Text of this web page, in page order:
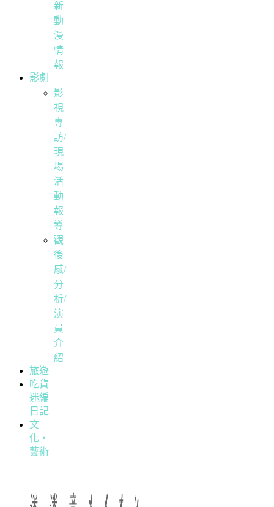
新
動
漫
情
報
影劇
影
視
專
訪/
現
場
活
動
報
導
觀
後
感/
分
析/
演
員
介
紹
旅遊
吃貨
迷編
日記
文
化・
藝術